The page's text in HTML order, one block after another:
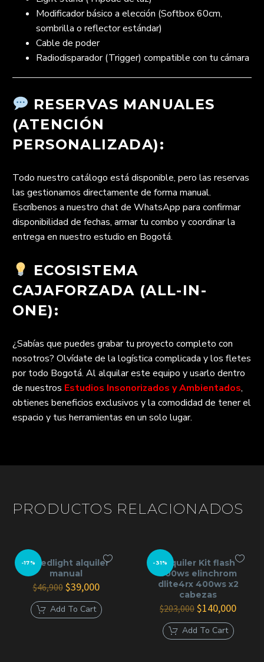
Modificador básico a elección (Softbox 60cm,
sombrilla o reflector estándar)
Cable de poder
Radiodisparador (Trigger) compatible con tu cámara
RESERVAS MANUALES
(ATENCIÓN
PERSONALIZADA):
Todo nuestro catálogo está disponible, pero las reservas
las gestionamos directamente de forma manual.
Escríbenos a nuestro chat de WhatsApp para confirmar
disponibilidad de fechas, armar tu combo y coordinar la
entrega en nuestro estudio en Bogotá.
ECOSISTEMA
CAJAFORZADA (ALL-IN-
ONE):
¿Sabías que puedes grabar tu proyecto completo con
nosotros? Olvídate de la logística complicada y los fletes
por todo Bogotá. Al alquilar este equipo y usarlo dentro
de nuestros Estudios Insonorizados y Ambientados,
obtienes beneficios exclusivos y la comodidad de tener el
espacio y tus herramientas en un solo lugar.
PRODUCTOS RELACIONADOS
-17%
Speedlight alquiler
manual
$46,900 El
precio
original
era:
$39,000El
actual
es:
Add To Cart
-31%Alquiler Kit flash
800ws elinchrom
dlite4rx 400ws x2
cabezas
$203,000 El
precio
original
era:
$140,000El
Add To Cart